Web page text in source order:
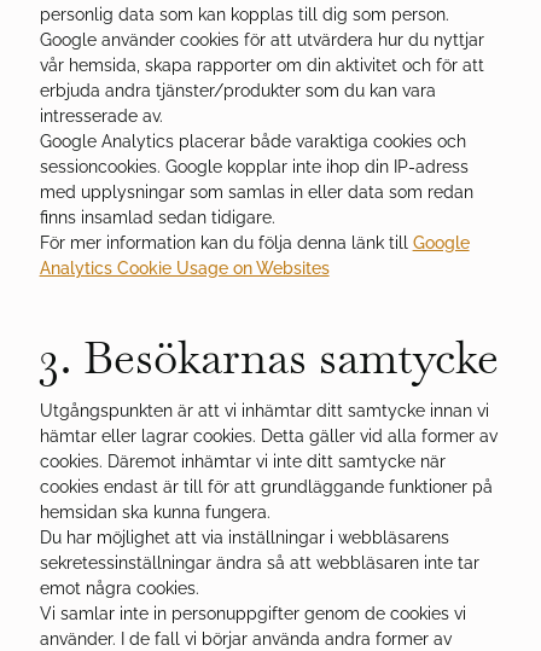
personlig data som kan kopplas till dig som person.
Google använder cookies för att utvärdera hur du nyttjar
vår hemsida, skapa rapporter om din aktivitet och för att
erbjuda andra tjänster/produkter som du kan vara
intresserade av.
Google Analytics placerar både varaktiga cookies och
sessioncookies. Google kopplar inte ihop din IP-adress
med upplysningar som samlas in eller data som redan
finns insamlad sedan tidigare.
För mer information kan du följa denna länk till Google
Analytics Cookie Usage on Websites
3. Besökarnas samtycke
Utgångspunkten är att vi inhämtar ditt samtycke innan vi
hämtar eller lagrar cookies. Detta gäller vid alla former av
cookies. Däremot inhämtar vi inte ditt samtycke när
cookies endast är till för att grundläggande funktioner på
hemsidan ska kunna fungera.
Du har möjlighet att via inställningar i webbläsarens
sekretessinställningar ändra så att webbläsaren inte tar
emot några cookies.
Vi samlar inte in personuppgifter genom de cookies vi
använder. I de fall vi börjar använda andra former av